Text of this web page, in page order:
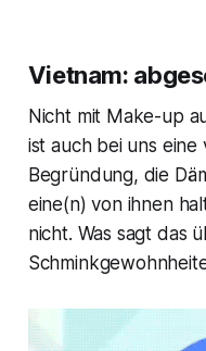
Vietnam:
Nicht mit Make-up
ist auch bei uns
Begründung, die
eine(n) von ihnen
nicht. Was sagt das